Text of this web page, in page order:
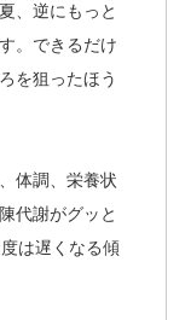
、逆にもっと
。できるだけ
を狙ったほう
体調、栄養状
代謝がグッと
は遅くなる傾